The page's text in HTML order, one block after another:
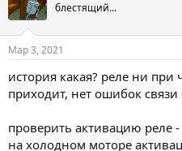
блестящий...
Мар 3, 2021
история какая? реле ни при
приходит, нет ошибок связи
проверить активацию
на холодном моторе